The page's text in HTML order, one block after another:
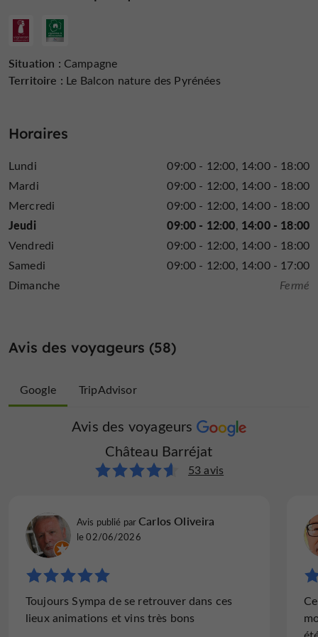
L'abus d'alcool est dangereux pour la santé, à
Situation : Campagne
Territoire : Le Balcon nature des Pyrénées
Horaires
Lundi 09:00 - 12:00 14:00 - 18:00
Mardi
09:00 - 12:00 14:00 - 18:00
Mercredi
09:00 - 12:00 14:00 - 18:00
Jeudi 09:00 - 12:00 14:00 - 18:00
Vendredi 09:00 - 12:00 14:00 - 18:00
Samedi
09:00 - 12:00 14:00 - 17:00
Dimanche
Fermé
Avis des voyageurs (58)
Google
Avis des voyageurs
Château Barréjat
53 avis
Avis publié parCarlos Oliveira
le 02/06/2026
Toujours Sympa de se retrouver dans ces
lieux animations et vins très bons
TripAdvisor
Avis des voyageurs
Château Barréjat
5 avis
Avis publié parchristhye
Saint-Brieuc, France, le 02/04/2022
"Un plaisir"
Vins au Top et la dame qui nous reçoit est
une passionnée et elle sait de quoi elle parle